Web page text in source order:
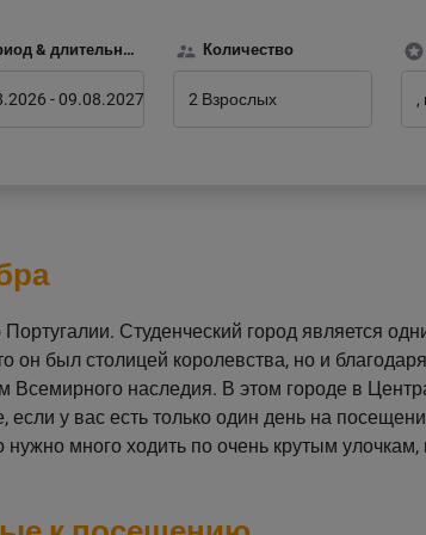
Период & длительность
-09.08.2027
Количество
2 Взрослых
Студенческий город является
он был столицей королевства, но и
наследия. В этом городе в
если у вас есть только один день на
много ходить по очень крутым улочкам,